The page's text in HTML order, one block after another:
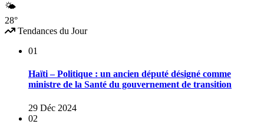
🌤
28°
Tendances du Jour
01
Haïti – Politique : un ancien député désigné comme
ministre de la Santé du gouvernement de transition
29 Déc 2024
02